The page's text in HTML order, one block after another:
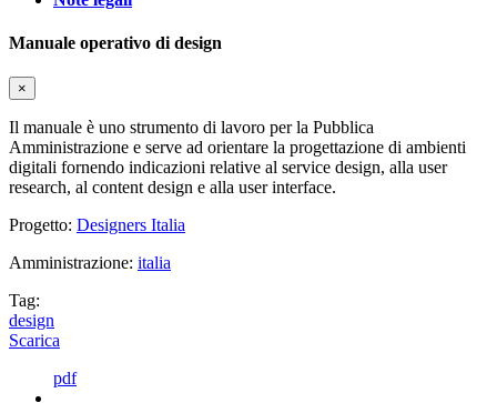
Manuale operativo di design
×
Il manuale è uno strumento di lavoro per la Pubblica
Amministrazione e serve ad orientare la progettazione di ambienti
digitali fornendo indicazioni relative al service design, alla user
research, al content design e alla user interface.
Progetto: Designers Italia
Amministrazione: italia
Tag:
design
Scarica
pdf